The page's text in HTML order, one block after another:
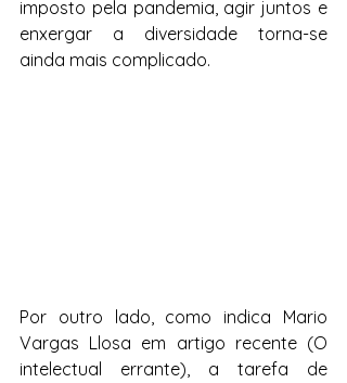
imposto pela pandemia, agir juntos e
enxergar a diversidade torna-se
ainda mais complicado.
Por outro lado, como indica Mario
Vargas Llosa em artigo recente (O
intelectual errante), a tarefa de